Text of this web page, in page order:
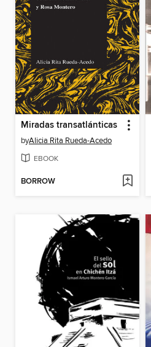
Miradas transatlánticas
byAlicia Rita Rueda-Acedo
EBOOK
BORROW